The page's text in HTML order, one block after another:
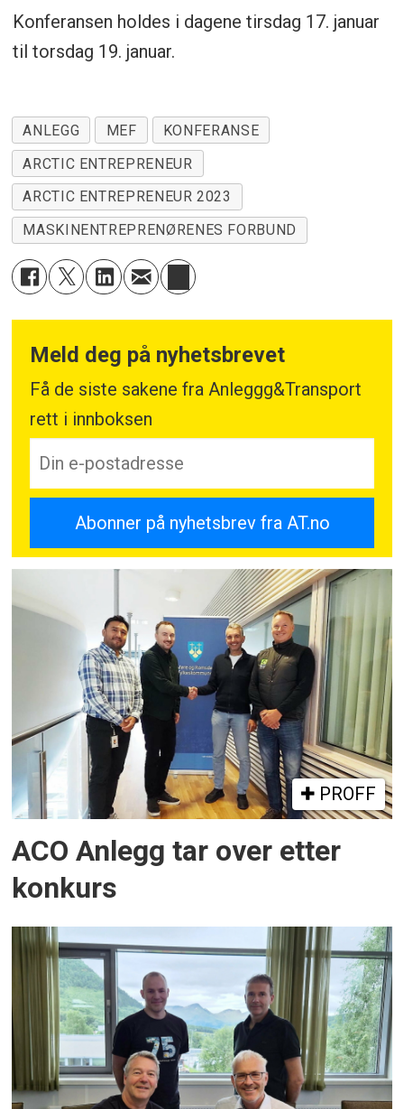
Konferansen holdes i dagene tirsdag 17. januar
til torsdag 19. januar.
ANLEGG MEF
KONFERANSE
ARCTIC ENTREPRENEUR
ARCTIC ENTREPRENEUR 2023
MASKINENTREPRENØRENES FORBUND
Meld deg på nyhetsbrevet
Få de siste sakene fra Anleggg&Transport
rett i innboksen
PROFF
ACO Anlegg tar over etter
konkurs